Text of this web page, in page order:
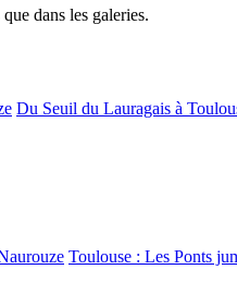
dans les galeries.
Du Seuil du Lauragais à
Toulouse : Les Ponts